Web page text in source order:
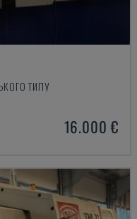
ТИПУ
16.000 €